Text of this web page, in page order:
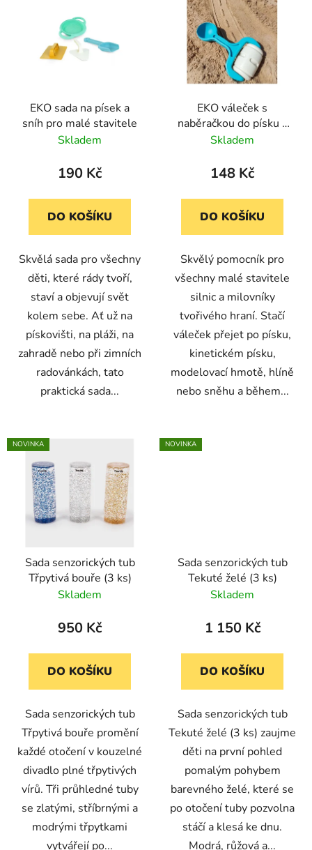
EKO sada na písek a
sníh pro malé stavitele
Skladem
190 Kč
DO KOŠÍKU
Skvělá sada pro všechny
děti, které rády tvoří,
staví a objevují svět
kolem sebe. Ať už na
pískovišti, na pláži, na
zahradě nebo při zimních
radovánkách, tato
praktická sada...
EKO váleček s
naběračkou do písku -
Silnice
Skladem
148 Kč
DO KOŠÍKU
Skvělý pomocník pro
všechny malé stavitele
silnic a milovníky
tvořivého hraní. Stačí
váleček přejet po písku,
kinetickém písku,
modelovací hmotě, hlíně
nebo sněhu a během...
NOVINKA
Sada senzorických tub
Třpytivá bouře (3 ks)
Skladem
950 Kč
DO KOŠÍKU
Sada senzorických tub
Třpytivá bouře promění
každé otočení v kouzelné
divadlo plné třpytivých
vírů. Tři průhledné tuby
se zlatými, stříbrnými a
modrými třpytkami
vytvářejí po...
NOVINKA
Sada senzorických tub
Tekuté želé (3 ks)
Skladem
1 150 Kč
DO KOŠÍKU
Sada senzorických tub
Tekuté želé (3 ks) zaujme
děti na první pohled
pomalým pohybem
barevného želé, které se
po otočení tuby pozvolna
stáčí a klesá ke dnu.
Modrá, růžová a...